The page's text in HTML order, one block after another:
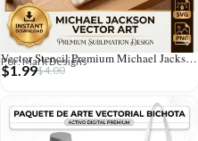
Vector Stencil Premium Michael Jackson Pop Rey del Pop
Por: Mark Designs
$4.00
$1.99